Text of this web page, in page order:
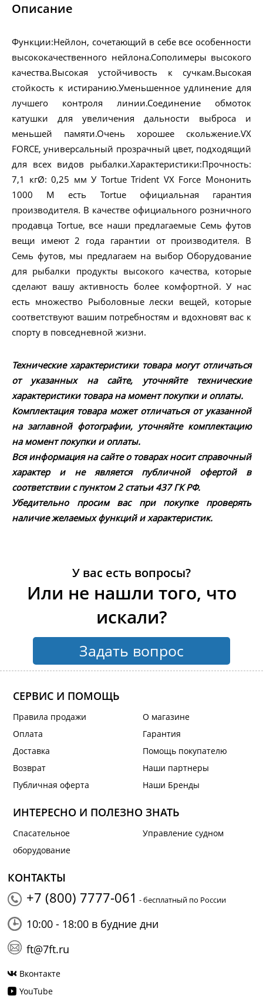
Описание
Функции:Нейлон, сочетающий в себе все особенности
высококачественного нейлона.Сополимеры высокого
качества.Высокая устойчивость к сучкам.Высокая
стойкость к истиранию.Уменьшенное удлинение для
лучшего контроля линии.Соединение обмоток
катушки для увеличения дальности выброса и
меньшей памяти.Очень хорошее скольжение.VX
FORCE, универсальный прозрачный цвет, подходящий
для всех видов рыбалки.Характеристики:Прочность:
7,1 кгØ: 0,25 мм У Tortue Trident VX Force Мононить
1000 M есть Tortue официальная гарантия
производителя. В качестве официального розничного
продавца Tortue, все наши предлагаемые Семь футов
вещи имеют 2 года гарантии от производителя. В
Семь футов, мы предлагаем на выбор Оборудование
для рыбалки продукты высокого качества, которые
сделают вашу активность более комфортной. У нас
есть множество Рыболовные лески вещей, которые
соответствуют вашим потребностям и вдохновят вас к
спорту в повседневной жизни.
Технические характеристики товара могут отличаться
от указанных на сайте, уточняйте технические
характеристики товара на момент покупки и оплаты.
Комплектация товара может отличаться от указанной
на заглавной фотографии, уточняйте комплектацию
на момент покупки и оплаты.
Вся информация на сайте о товарах носит справочный
характер и не является публичной офертой в
соответствии с пунктом 2 статьи 437 ГК РФ.
Убедительно просим вас при покупке проверять
наличие желаемых функций и характеристик.
У вас есть вопросы?
Или не нашли того, что
искали?
Задать вопрос
СЕРВИС И ПОМОЩЬ
Правила продажи
Оплата
Доставка
Возврат
Публичная оферта
О магазине
Гарантия
Помощь покупателю
Наши партнеры
Наши Бренды
ИНТЕРЕСНО И ПОЛЕЗНО ЗНАТЬ
Спасательное
оборудование
Управление судном
КОНТАКТЫ
+7 (800) 7777-061 - бесплатный по России
10:00 - 18:00 в будние дни
ft@7ft.ru
Вконтакте
YouTube